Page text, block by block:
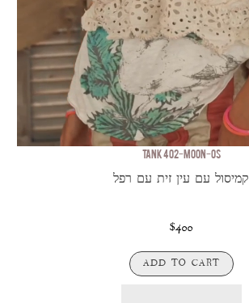
TANK 402-MOON-OS
קמיסול עם עין זית עם רפל
$400
ADD TO CART